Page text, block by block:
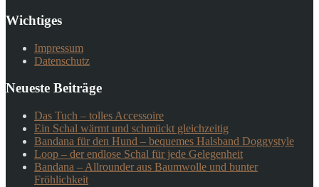
Wichtiges
Impressum
Datenschutz
Neueste Beiträge
Das Tuch – tolles Accessoire
Ein Schal wärmt und schmückt gleichzeitig
Bandana für den Hund – bequemes Halsband Doggystyle
Loop – der endlose Schal für jede Gelegenheit
Bandana – Allrounder aus Baumwolle und bunter
Fröhlichkeit